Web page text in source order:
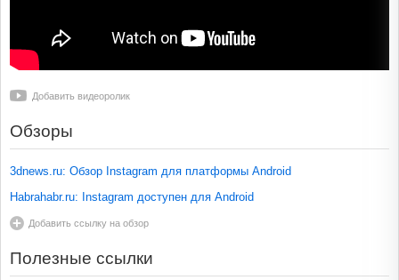
Добавить видеоролик
Обзоры
3dnews.ru: Обзор Instagram для платформы Android
Habrahabr.ru: Instagram доступен для Android
Добавить ссылку на обзор
Полезные ссылки